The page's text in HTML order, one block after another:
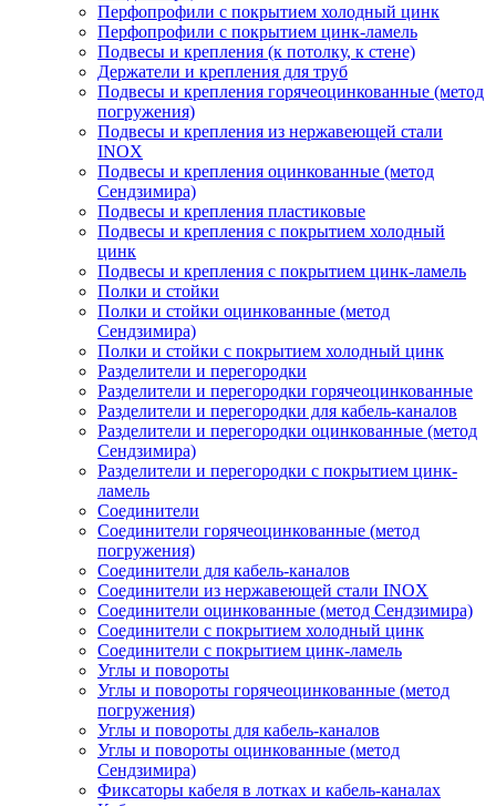
Перфопрофили с покрытием холодный цинк
Перфопрофили с покрытием цинк-ламель
Подвесы и крепления (к потолку, к стене)
Держатели и крепления для труб
Подвесы и крепления горячеоцинкованные (метод
погружения)
Подвесы и крепления из нержавеющей стали
INOX
Подвесы и крепления оцинкованные (метод
Сендзимира)
Подвесы и крепления пластиковые
Подвесы и крепления с покрытием холодный
цинк
Подвесы и крепления с покрытием цинк-ламель
Полки и стойки
Полки и стойки оцинкованные (метод
Сендзимира)
Полки и стойки с покрытием холодный цинк
Разделители и перегородки
Разделители и перегородки горячеоцинкованные
Разделители и перегородки для кабель-каналов
Разделители и перегородки оцинкованные (метод
Сендзимира)
Разделители и перегородки с покрытием цинк-
ламель
Соединители
Соединители горячеоцинкованные (метод
погружения)
Соединители для кабель-каналов
Соединители из нержавеющей стали INOX
Соединители оцинкованные (метод Сендзимира)
Соединители с покрытием холодный цинк
Соединители с покрытием цинк-ламель
Углы и повороты
Углы и повороты горячеоцинкованные (метод
погружения)
Углы и повороты для кабель-каналов
Углы и повороты оцинкованные (метод
Сендзимира)
Фиксаторы кабеля в лотках и кабель-каналах